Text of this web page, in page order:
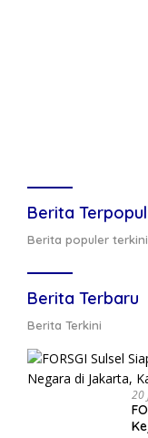
Berita
Berita populer terkini
Berita Terbaru
Berita Terkini
20